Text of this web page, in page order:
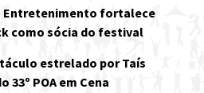
Entretenimento fortalece
como sócia do festival
estrelado por Taís
33º POA em Cena